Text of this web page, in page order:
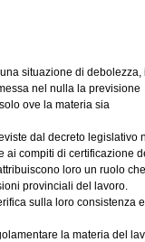
situazione di debolezza,
nel nulla la previsione
ove la materia sia
dal decreto legislativo
ai compiti di certificazione
loro un ruolo
provinciali del lavoro.
sulla loro consistenza e
la materia del